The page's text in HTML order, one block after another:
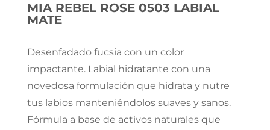
MIA REBEL ROSE 0503 LABIAL
MATE
Desenfadado fucsia con un color
impactante. Labial hidratante con una
novedosa formulación que hidrata y nutre
tus labios manteniéndolos suaves y sanos.
Fórmula a base de activos naturales que